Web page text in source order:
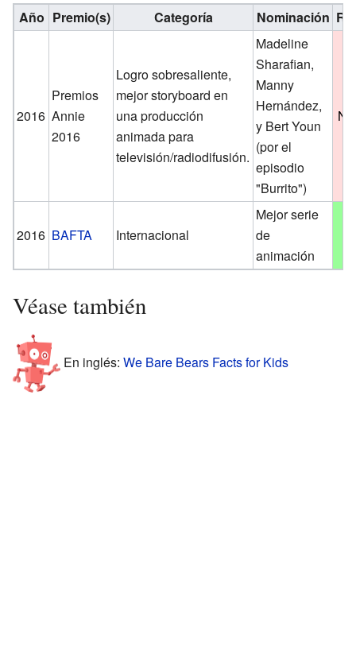
Año Premio(s) Categoría Nominación
2016
Premios
Annie
2016
Logro sobresaliente,
mejor storyboard en
una producción
animada para
televisión/radiodifusión.
Madeline
Sharafian,
Manny
Hernández,
y Bert Youn
(por el
episodio
"Burrito")
2016 BAFTA Internacional
Mejor serie
de
animación
Véase también
En inglés: We Bare Bears Facts for Kids